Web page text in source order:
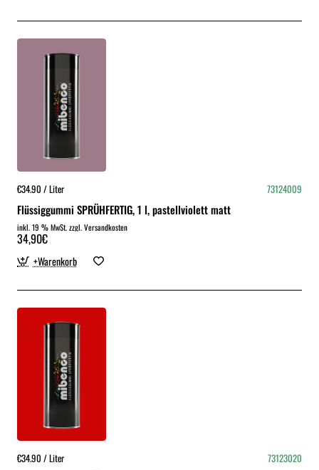
€34.90 / Liter 73124009
Flüssiggummi SPRÜHFERTIG, 1 l, pastellviolett matt
inkl. 19 % MwSt. zzgl. Versandkosten
34,90€
+Warenkorb
€34.90 / Liter 73123020